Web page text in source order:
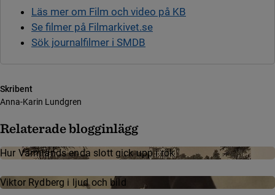
Läs mer om Film och video på KB
Se filmer på Filmarkivet.se
Sök journalfilmer i SMDB
Skribent
Anna-Karin Lundgren
Relaterade blogginlägg
Hur Värmlands enda slott gick upp i rök
Viktor Rydberg i ljud och bild